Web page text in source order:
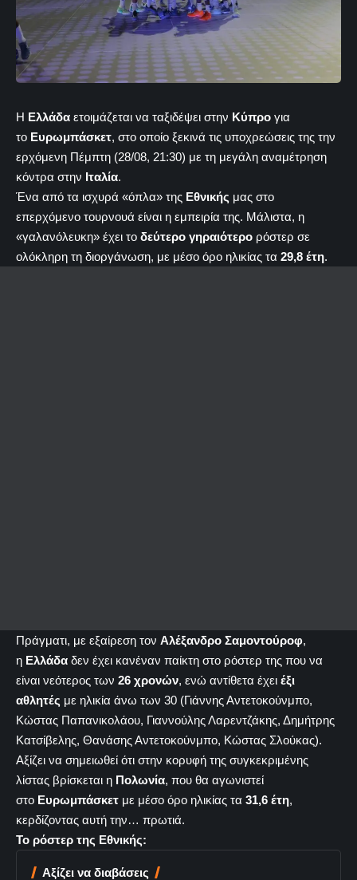
Η Ελλάδα ετοιμάζεται να ταξιδέψει στην Κύπρο για
το Ευρωμπάσκετ, στο οποίο ξεκινά τις υποχρεώσεις της την
ερχόμενη Πέμπτη (28/08, 21:30) με τη μεγάλη αναμέτρηση
κόντρα στην Ιταλία.
Ένα από τα ισχυρά «όπλα» της Εθνικής μας στο
επερχόμενο τουρνουά είναι η εμπειρία της. Μάλιστα, η
«γαλανόλευκη» έχει το δεύτερο γηραιότερο ρόστερ σε
ολόκληρη τη διοργάνωση, με μέσο όρο ηλικίας τα 29,8 έτη.
Πράγματι, με εξαίρεση τον Αλέξανδρο Σαμοντούροφ,
η Ελλάδα δεν έχει κανέναν παίκτη στο ρόστερ της που να
είναι νεότερος των 26 χρονών, ενώ αντίθετα έχει έξι
αθλητές με ηλικία άνω των 30 (Γιάννης Αντετοκούνμπο,
Κώστας Παπανικολάου, Γιαννούλης Λαρεντζάκης, Δημήτρης
Κατσίβελης, Θανάσης Αντετοκούνμπο, Κώστας Σλούκας).
Αξίζει να σημειωθεί ότι στην κορυφή της συγκεκριμένης
λίστας βρίσκεται η Πολωνία, που θα αγωνιστεί
στο Ευρωμπάσκετ με μέσο όρο ηλικίας τα 31,6 έτη,
κερδίζοντας αυτή την… πρωτιά.
Το ρόστερ της Εθνικής:
Αξίζει να διαβάσεις